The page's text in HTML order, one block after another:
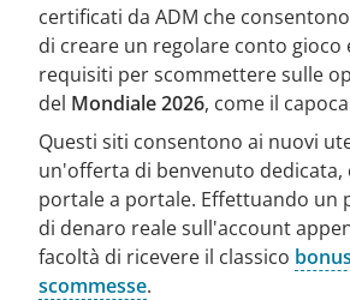
certificati da ADM che
di creare un regolare conto gioco
requisiti per scommettere sulle
del Mondiale 2026, come il
Questi siti consentono ai nuovi
un'offerta di benvenuto dedicata,
portale a portale. Effettuando un
di denaro reale sull'account
facoltà di ricevere il classico
scommesse.